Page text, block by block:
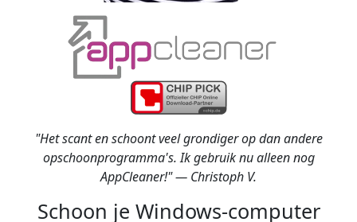
"Het scant en schoont veel grondiger op dan andere
opschoonprogramma's. Ik gebruik nu alleen nog
AppCleaner!" — Christoph V.
Schoon je Windows-computer